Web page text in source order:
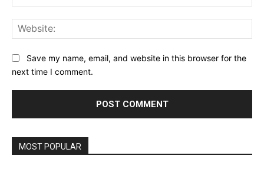
Save my name, email, and website in this browser for the
next time I comment.
MOST POPULAR